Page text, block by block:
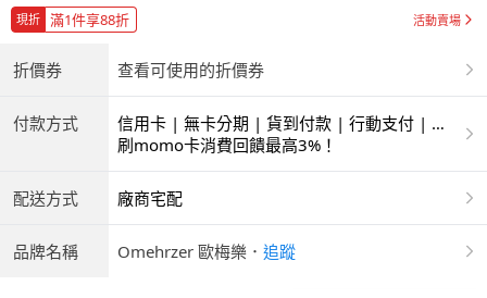
現折 滿1件享88折 活動賣場
折價券 查看可使用的折價券
付款方式
信用卡 | 無卡分期 | 貨到付款 | 行動支付 | 超
商付款 | ATM | 銀聯卡
刷momo卡消費回饋最高3%！
配送方式 廠商宅配
品牌名稱 Omehrzer 歐梅樂 ． 追蹤